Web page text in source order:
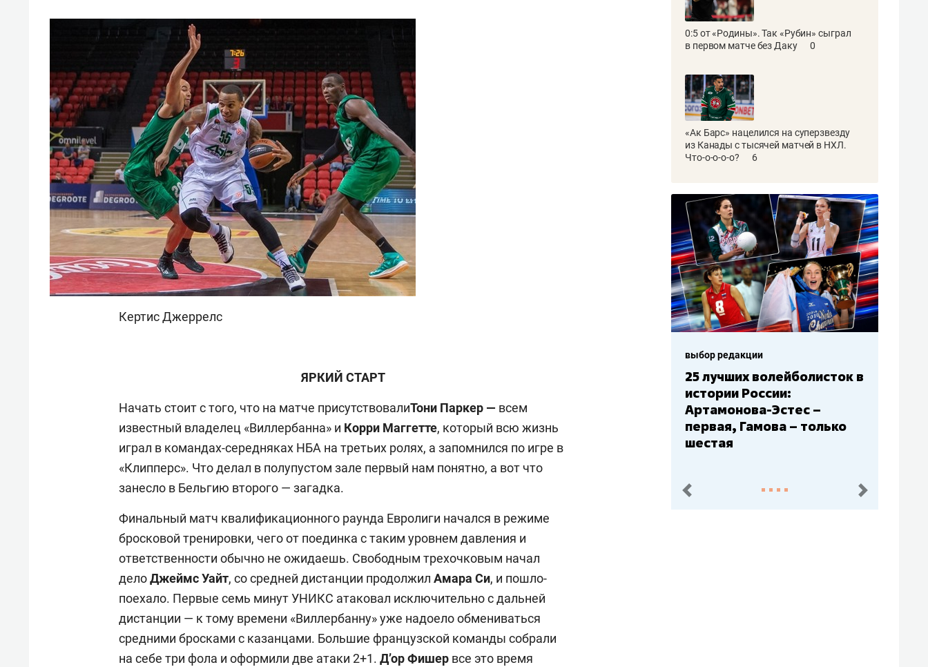
Кертис Джеррелс
ЯРКИЙ СТАРТ
Начать стоит с того, что на матче присутствовалиТони Паркер — всем
известный владелец «Виллербанна» и Корри Маггетте, который всю жизнь
играл в командах-середняках НБА на третьих ролях, а запомнился по игре в
«Клипперс». Что делал в полупустом зале первый нам понятно, а вот что
занесло в Бельгию второго — загадка.
Финальный матч квалификационного раунда Евролиги начался в режиме
бросковой тренировки, чего от поединка с таким уровнем давления и
ответственности обычно не ожидаешь. Свободным трехочковым начал
делоДжеймс Уайт, со средней дистанции продолжил Амара Си, и пошло-
поехало. Первые семь минут УНИКС атаковал исключительно с дальней
дистанции — к тому времени «Виллербанну» уже надоело обмениваться
средними бросками с казанцами. Большие французской команды собрали
на себе три фола и оформили две атаки 2+1. Д’ор Фишер все это время
0:5 от «Родины». Так «Рубин» сыграл
в первом матче без Даку
0
«Ак Барс» нацелился на суперзвезду
из Канады с тысячей матчей в НХЛ.
Что-о-о-о-о?
6
выбор редакции
Бюджеты клубов КХЛ: СКА
– главный мажор, «Ак
Барс» – второй, «Салават
Юлаев» – середняк
пред. след.